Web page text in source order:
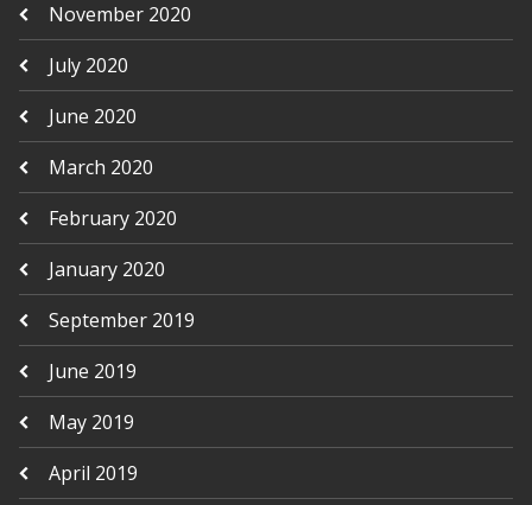
November 2020
July 2020
June 2020
March 2020
February 2020
January 2020
September 2019
June 2019
May 2019
April 2019